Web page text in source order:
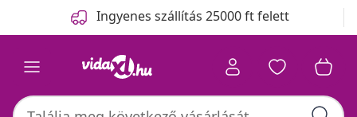
Ingyenes szállítás 25000 ft felett